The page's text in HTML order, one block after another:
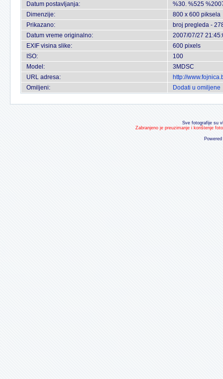
Datum postavljanja:
%30. %525
Dimenzije:
800 x 600 piksela
Prikazano:
broj pregleda -
Datum vreme originalno:
2007/07/27
EXIF visina slike:
600 pixels
ISO:
100
Model:
3MDSC
URL adresa:
http://
Omiljeni:
Dodati u omiljene
Sve fotografije su
Zabranjeno je preuzimanje i korištenje